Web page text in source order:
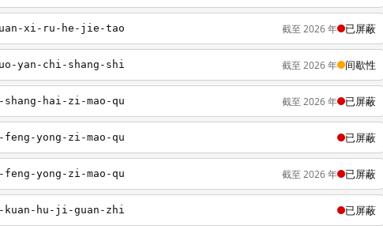
xi-ru-he-jie-tao 截至 2026 年 已屏蔽
yan-chi-shang-shi 截至 2026 年 间歇性
shang-hai-zi-mao-qu 截至 2026 年 已屏蔽
yong-zi-mao-qu 已屏蔽
yong-zi-mao-qu 截至 2026 年 已屏蔽
kuan-hu-ji-guan-zhi 已屏蔽